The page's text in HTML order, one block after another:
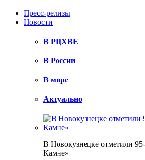
Пресс-релизы
Новости
В РЦХВЕ
В России
В мире
Актуально
В Новокузнецке отметили
Камне»